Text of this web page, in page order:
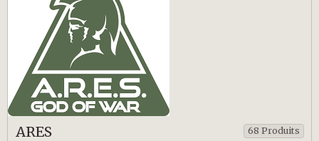
ARES 68 Produits